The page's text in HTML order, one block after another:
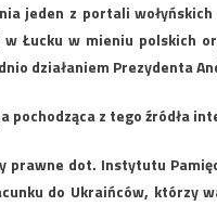
jeden z portali
Łucku w mieniu polskich
działaniem Prezydenta
pochodząca z tego źródła
prawne dot. Instytutu
do Ukraińców, którzy